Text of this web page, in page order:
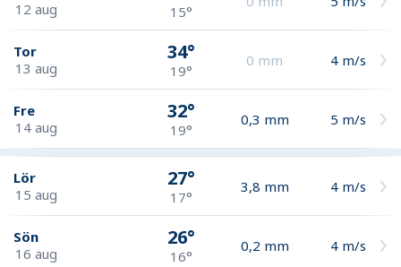
12 aug
15°
Tor
13 aug
34°
19°
0 mm 4 m/s
Fre
14 aug
32°
19°
0,3 mm 5 m/s
Lör
15 aug
27°
17°
3,8 mm 4 m/s
Sön
16 aug
26°
16°
0,2 mm 4 m/s